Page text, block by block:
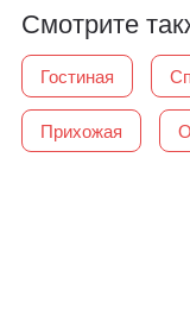
Смотрите
Гостиная
Прихожая